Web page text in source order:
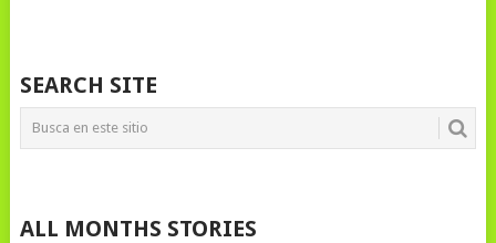
SEARCH SITE
ALL MONTHS STORIES